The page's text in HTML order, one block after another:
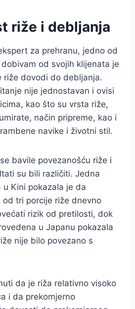
riže i debljanja
za prehranu, jedno od
od svojih klijenata je
riže dovodi do debljanja.
nije jednostavan i ovisi
kao što su vrsta riže,
način pripreme, kao i
navike i životni stil.
bavile povezanošću riže i
su bili različiti. Jedna
Kini pokazala je da
od tri porcije riže dnevno
rizik od pretilosti, dok
u Japanu pokazala
nije bilo povezano s
da je riža relativno visoko
i da prekomjerno